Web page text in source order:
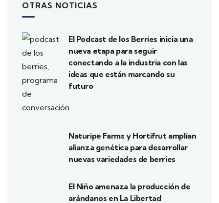
OTRAS NOTICIAS
El Podcast de los Berries inicia una
nueva etapa para seguir
conectando a la industria con las
ideas que están marcando su
futuro
Naturipe Farms y Hortifrut amplían
alianza genética para desarrollar
nuevas variedades de berries
El Niño amenaza la producción de
arándanos en La Libertad